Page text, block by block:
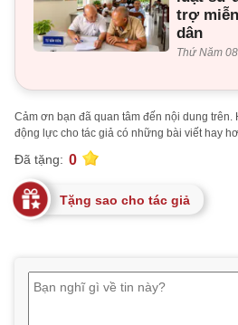
trợ
dân
Thứ Năm
Cảm ơn bạn đã quan tâm đến nội dung trên.
động lực cho tác giả có những bài viết hay
Đã tặng: 0
Tặng sao cho tác giả